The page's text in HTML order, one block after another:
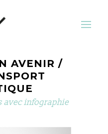
AVENIR /
avec infographie